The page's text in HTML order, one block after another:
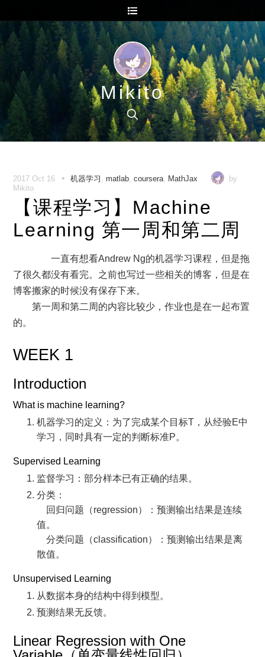
Mikito
2017 Oct 16 • 机器学习 matlab, coursera, MathJax
by
Mikito
【课程学习】Machine
Learning 第一周和第二周
一直有想看Andrew Ng的机器学习课程，但是拖
了很久都没有看完。之前也写过一些相关的博客，但是在
博客搬家的时候没有保存下来。
第一周和第二周的内容比较少，作业也是在一起布置
的。
WEEK 1
Introduction
What is machine learning?
机器学习的定义：为了完成某个目标T，从经验E中
学习，同时具有一定的判断标准P。
Supervised Learning
监督学习：部分样本已有正确的结果。
分类：
回归问题（regression）：预测输出结果是连续
值。
分类问题（classification）：预测输出结果是离
散值。
Unsupervised Learning
从数据本身的结构中得到模型。
预测结果无反馈。
Linear Regression with One